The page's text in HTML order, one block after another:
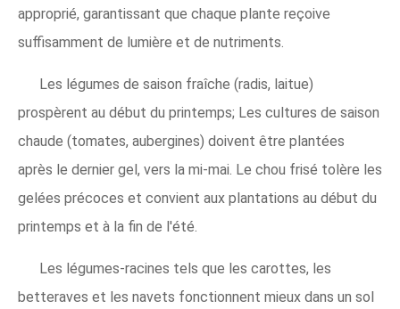
approprié, garantissant que chaque plante reçoive
suffisamment de lumière et de nutriments.
Les légumes de saison fraîche (radis, laitue)
prospèrent au début du printemps; Les cultures de saison
chaude (tomates, aubergines) doivent être plantées
après le dernier gel, vers la mi-mai. Le chou frisé tolère les
gelées précoces et convient aux plantations au début du
printemps et à la fin de l'été.
Les légumes-racines tels que les carottes, les
betteraves et les navets fonctionnent mieux dans un sol